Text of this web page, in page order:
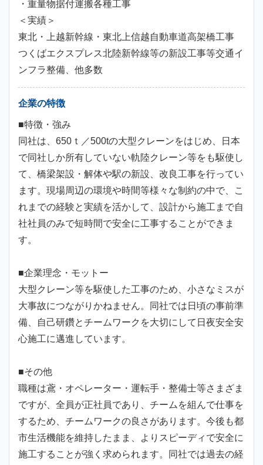
・重量物据付運搬各種工事
＜実績＞
東北・上越新幹線・東北上信越自動車道高架橋工事
つくばエクスプレス北陸新幹線等の新設工事等交通イ
ンフラ整備、他多数
企業の特徴
■特徴・強み
同社は、650ｔ／500tの大型クレーンをはじめ、日本
で同社しか所有していない軌陸クレーン等をも駆使し
て、橋梁架設・解体や駅の新設、改良工事を行ってい
ます。現場周辺の環境や時間等様々な制約の中で、こ
れまでの経験と実績を活かして、設計から施工まで自
社社員のみで短時間で安全に工事することができま
す。
■企業理念・モットー
大型クレーン等を駆使した工事のため、小さなミスが
大事故につながりかねません。同社では日頃の事前準
備、自己研鑽とチームワークを大切にして日夜安全安
心施工に邁進しています。
■その他
職種は鳶・オペレーター・運転手・整備士等さまざま
ですが、全員が正社員であり、チームを組んで仕事を
するため、チームワークの良さがあります。今後も都
市生活機能を維持したまま、よりスピーディで安全に
施工することが強く求められます。同社では過去の経